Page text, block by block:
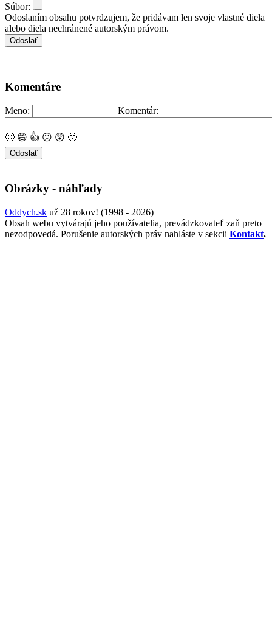
Súbor:
Odoslaním obsahu potvrdzujem, že pridávam len svoje vlastné diela
alebo diela nechránené autorským právom.
Komentáre
Meno: Komentár:
🙂 😄 👍 😕 😲 🙁
Obrázky - náhľady
Oddych.sk už 28 rokov! (1998 - 2026)
Obsah webu vytvárajú jeho používatelia, prevádzkovateľ zaň preto
nezodpovedá. Porušenie autorských práv nahláste v sekcii Kontakt.